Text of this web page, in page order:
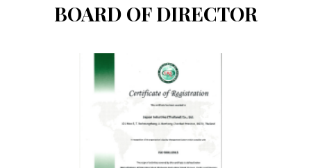
BOARD OF DIRECTOR